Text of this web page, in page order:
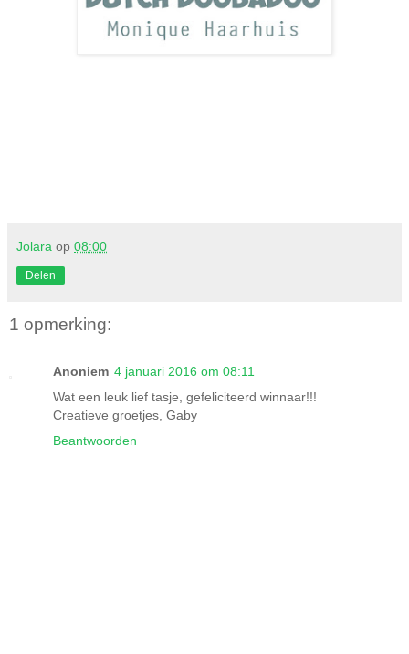
Jolara op 08:00
Delen
1 opmerking:
Anoniem 4 januari 2016 om 08:11
Wat een leuk lief tasje, gefeliciteerd winnaar!!!
Creatieve groetjes, Gaby
Beantwoorden